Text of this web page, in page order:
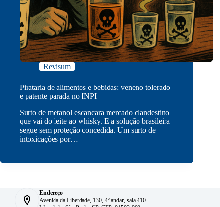
Revisum
Pirataria de alimentos e bebidas: veneno tolerado
e patente parada no INPI
Surto de metanol escancara mercado clandestino
que vai do leite ao whisky. E a solução brasileira
segue sem proteção concedida. Um surto de
intoxicações por…
Endereço
Avenida da Liberdade, 130, 4º andar, sala 410.